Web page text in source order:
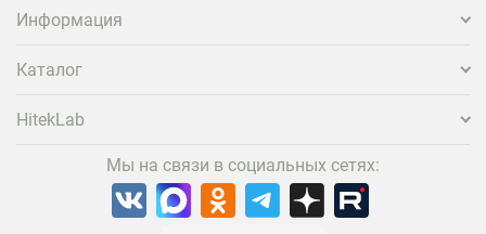
проектора.
Информация
Каталог
HitekLab
Мы на связи в социальных сетях: